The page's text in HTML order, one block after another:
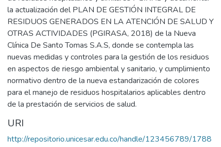
la actualización del PLAN DE GESTIÓN INTEGRAL DE
RESIDUOS GENERADOS EN LA ATENCIÓN DE SALUD Y
OTRAS ACTIVIDADES (PGIRASA, 2018) de la Nueva
Clínica De Santo Tomas S.A.S, donde se contempla las
nuevas medidas y controles para la gestión de los residuos
en aspectos de riesgo ambiental y sanitario, y cumplimiento
normativo dentro de la nueva estandarización de colores
para el manejo de residuos hospitalarios aplicables dentro
de la prestación de servicios de salud.
URI
http://repositorio.unicesar.edu.co/handle/123456789/1788